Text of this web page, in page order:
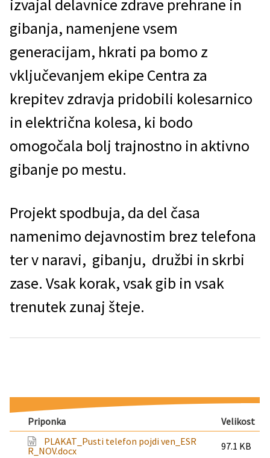
izvajal delavnice zdrave prehrane in
gibanja, namenjene vsem
generacijam, hkrati pa bomo z
vključevanjem ekipe Centra za
krepitev zdravja pridobili kolesarnico
in električna kolesa, ki bodo
omogočala bolj trajnostno in aktivno
gibanje po mestu.
Projekt spodbuja, da del časa
namenimo dejavnostim brez telefona
ter v naravi, gibanju, družbi in skrbi
zase. Vsak korak, vsak gib in vsak
trenutek zunaj šteje.
Priponka
Velikost
PLAKAT_Pusti telefon pojdi ven_ESR
R_NOV.docx
97.1 KB